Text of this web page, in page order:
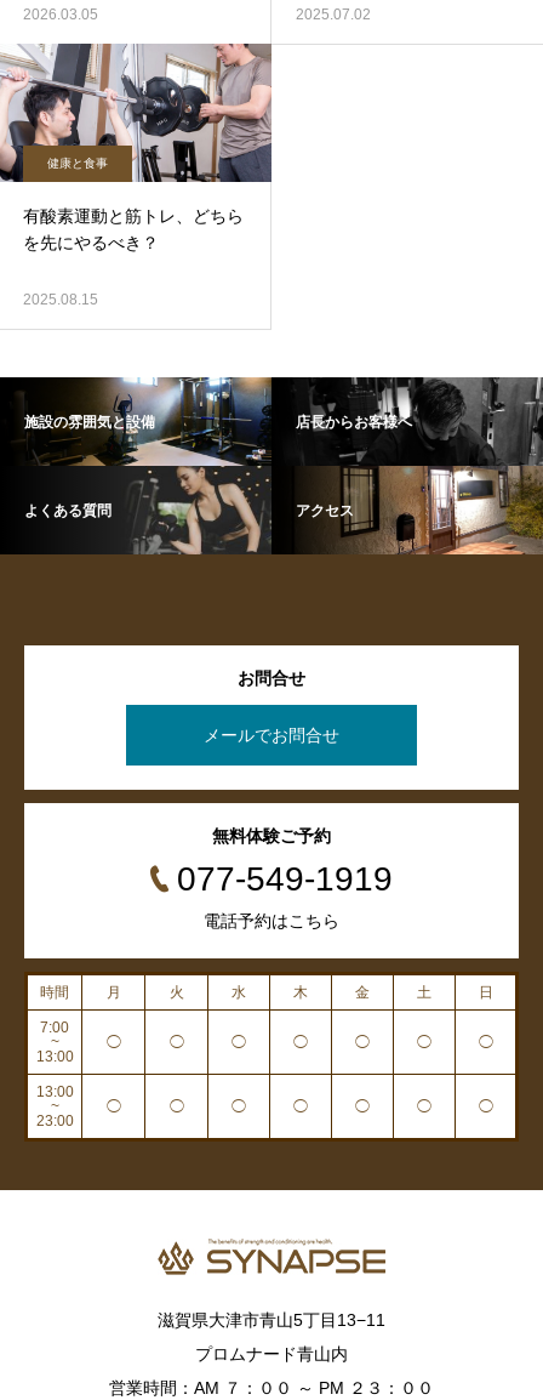
2026.03.05
康習慣〜
2025.07.02
健康と食事
有酸素運動と筋トレ、どちら
を先にやるべき？
2025.08.15
施設の雰囲気と設備 店長からお客様へ
よくある質問 アクセス
お問合せ
メールでお問合せ
無料体験ご予約
077-549-1919
電話予約はこちら
時間 月 火 水 木 金 土 日
7:00
~
13:00
◯ ◯ ◯ ◯ ◯ ◯ ◯
13:00
~
23:00
◯ ◯ ◯ ◯ ◯ ◯ ◯
滋賀県大津市青山5丁目13−11
プロムナード青山内
営業時間：AM ７：００ ～ PM ２３：００